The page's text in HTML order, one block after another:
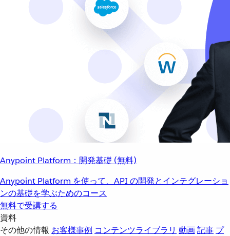
Anypoint Platform：開発基礎 (無料)
Anypoint Platform を使って、API の開発とインテグレーショ
ンの基礎を学ぶためのコース
無料で受講する
資料
その他の情報 お客様事例 コンテンツライブラリ 動画記事 プ